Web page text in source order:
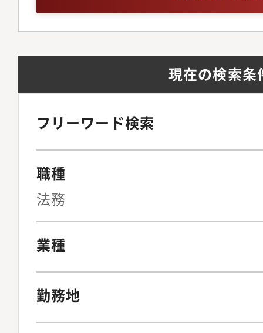
総合的な視点からリ
ネージメント案を策
プコンプライアンス
育・研修等の運営。
局運営および上場規
ミッションにおける
と密なコミュニケー
正案を作成・提案。
アップを実施。※チー
づき、各種相談がア
ナーシップをもって
徴：・担当を任され
者の責任で一貫して
当者に押し付けるの
で担当者の考えを尊
現在の検索条
フリーワード検索
職種
法務
業種
勤務地